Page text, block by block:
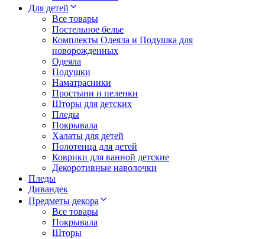
Для детей
Все товары
Постельное белье
Комплекты Одеяла и Подушка для
новорожденных
Одеяла
Подушки
Наматрасники
Простыни и пеленки
Шторы для детских
Пледы
Покрывала
Халаты для детей
Полотенца для детей
Коврики для ванной детские
Декоротивные наволочки
Пледы
Дивандек
Предметы декора
Все товары
Покрывала
Шторы